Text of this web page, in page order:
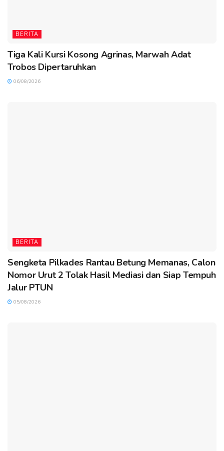
BERITA
Tiga Kali Kursi Kosong Agrinas, Marwah Adat
Trobos Dipertaruhkan
06/08/2026
BERITA
Sengketa Pilkades Rantau Betung Memanas, Calon
Nomor Urut 2 Tolak Hasil Mediasi dan Siap Tempuh
Jalur PTUN
05/08/2026